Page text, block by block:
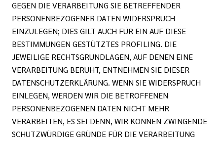
GEGEN DIE VERARBEITUNG SIE BETREFFENDER
PERSONENBEZOGENER DATEN WIDERSPRUCH
EINZULEGEN; DIES GILT AUCH FÜR EIN AUF DIESE
BESTIMMUNGEN GESTÜTZTES PROFILING. DIE
JEWEILIGE RECHTSGRUNDLAGEN, AUF DENEN EINE
VERARBEITUNG BERUHT, ENTNEHMEN SIE DIESER
DATENSCHUTZERKLÄRUNG. WENN SIE WIDERSPRUCH
EINLEGEN, WERDEN WIR DIE BETROFFENEN
PERSONENBEZOGENEN DATEN NICHT MEHR
VERARBEITEN, ES SEI DENN, WIR KÖNNEN ZWINGENDE
SCHUTZWÜRDIGE GRÜNDE FÜR DIE VERARBEITUNG